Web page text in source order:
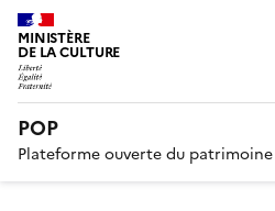
MINISTÈRE
DE LA CULTURE
POP
Plateforme ouverte du patrimoine